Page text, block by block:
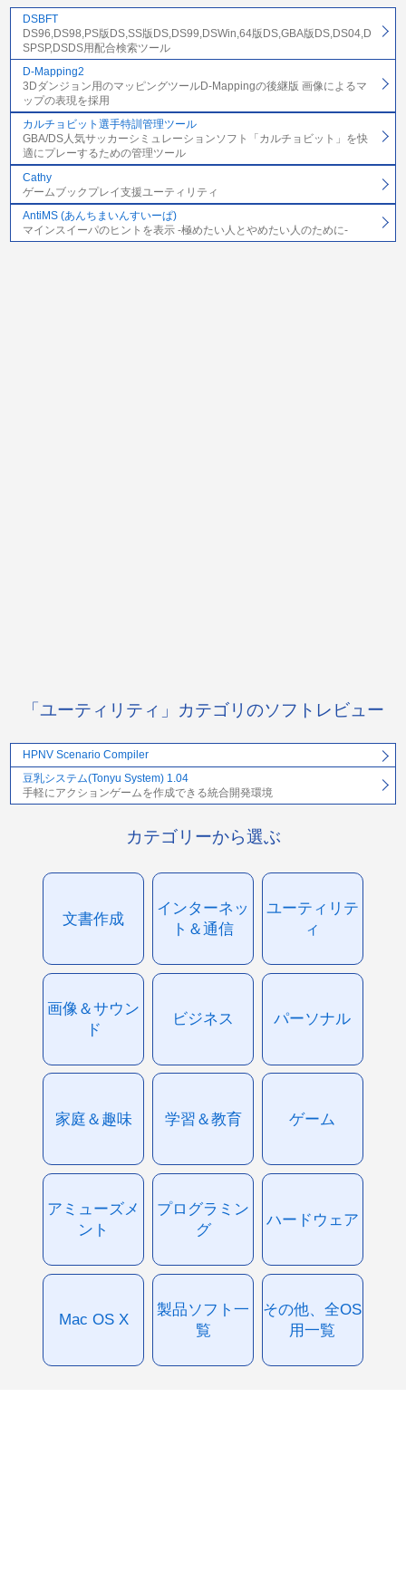
DSBFT
DS96,DS98,PS版DS,SS版DS,DS99,DSWin,64版DS,GBA版DS,DS04,D
SPSP,DSDS用配合検索ツール
D-Mapping2
3Dダンジョン用のマッピングツールD-Mappingの後継版 画像によるマ
ップの表現を採用
カルチョビット選手特訓管理ツール
GBA/DS人気サッカーシミュレーションソフト「カルチョビット」を快
適にプレーするための管理ツール
Cathy
ゲームブックプレイ支援ユーティリティ
AntiMS (あんちまいんすいーぱ)
マインスイーパのヒントを表示 -極めたい人とやめたい人のために-
「ユーティリティ」カテゴリのソフトレビュー
HPNV Scenario Compiler
豆乳システム(Tonyu System) 1.04
手軽にアクションゲームを作成できる統合開発環境
カテゴリーから選ぶ
文書作成
インターネッ
ト＆通信
ユーティリテ
ィ
画像＆サウン
ド
ビジネス パーソナル
家庭＆趣味 学習＆教育 ゲーム
アミューズメ
ント
プログラミン
グ
ハードウェア
Mac OS X
製品ソフト一
覧
その他、全OS
用一覧